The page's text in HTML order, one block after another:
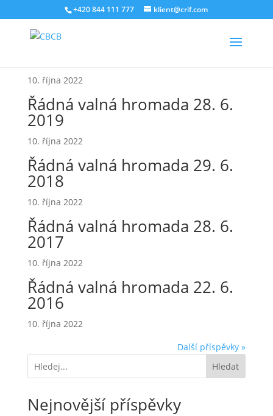
+420 844 111 777 klient@crif.com
Řádná valná hromada 26. 6.
10. října 2022
Řádná valná hromada 28. 6.
2019
10. října 2022
Řádná valná hromada 29. 6.
2018
10. října 2022
Řádná valná hromada 28. 6.
2017
10. října 2022
Řádná valná hromada 22. 6.
2016
10. října 2022
Další příspěvky »
Hledat
Nejnovější příspěvky